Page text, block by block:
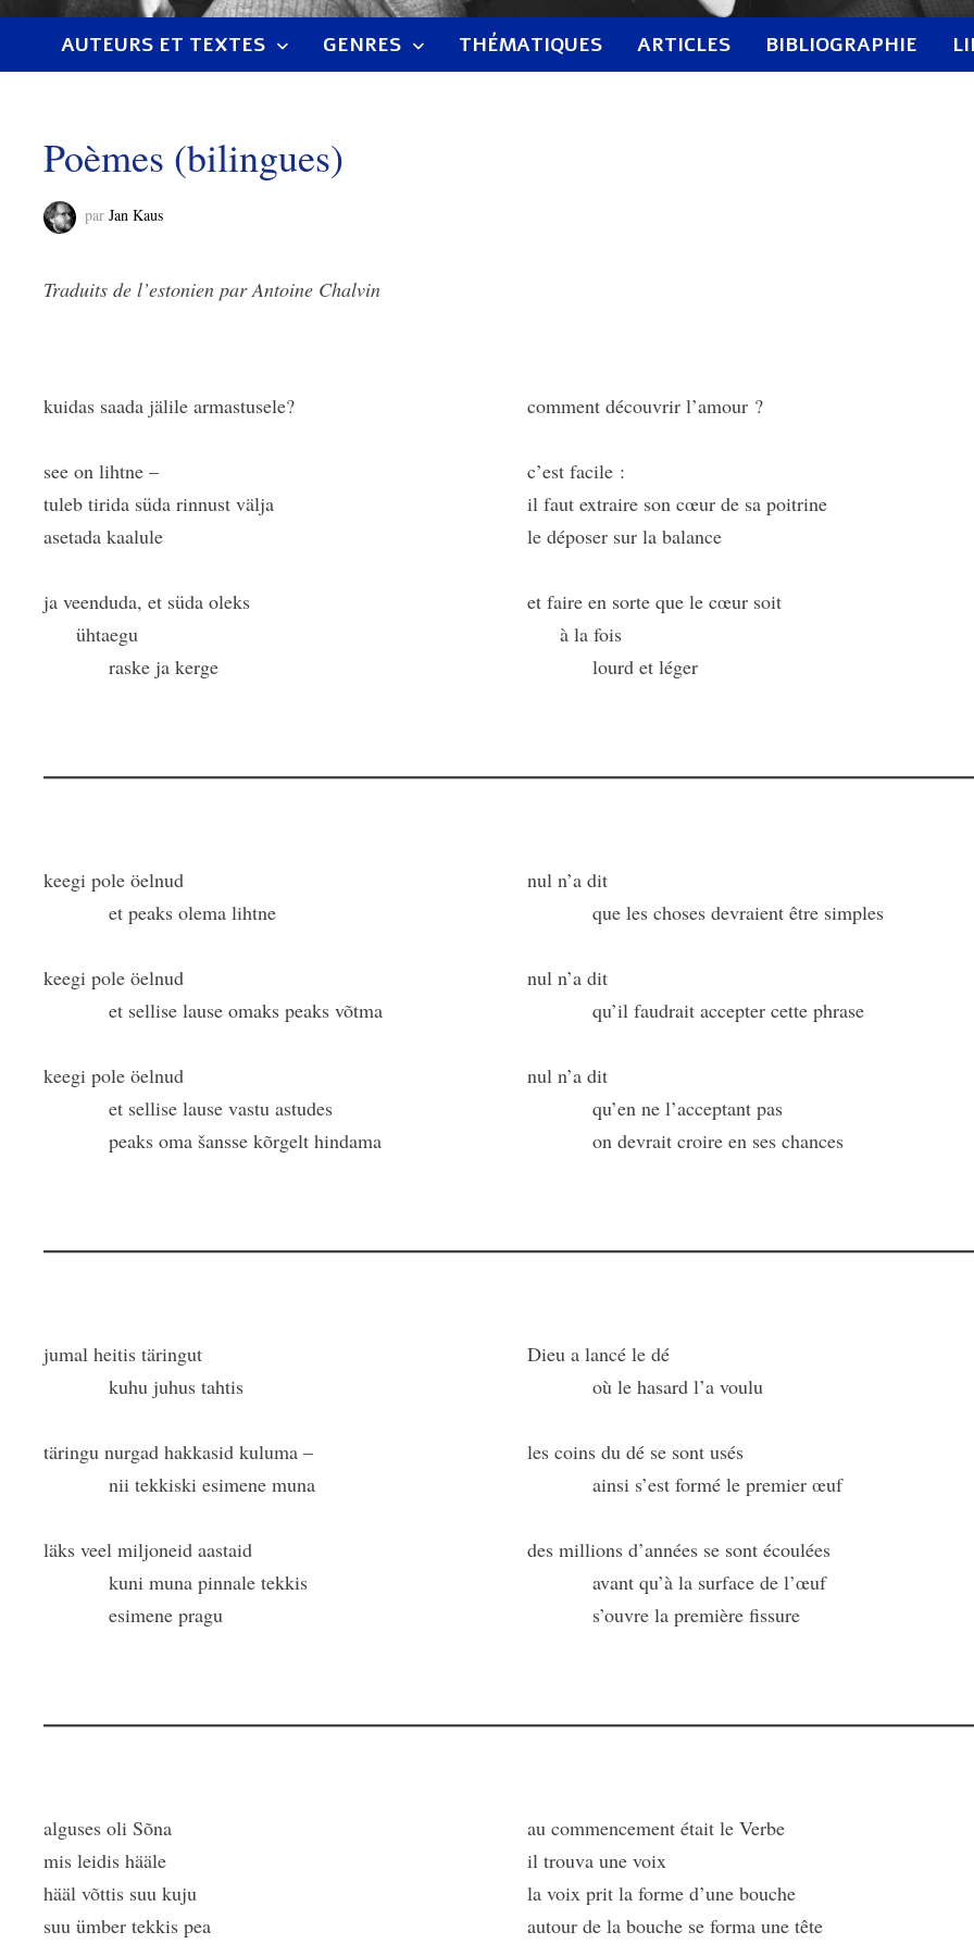
AUTEURS ET TEXTES GENRES THÉMATIQUES ARTICLES BIBLIOGRAPHIE
Poèmes (bilingues)
parJan Kaus
Traduits de l’estonien par Antoine Chalvin
kuidas saada jälile armastusele?
see on lihtne –
tuleb tirida süda rinnust välja
asetada kaalule
ja veenduda, et süda oleks
ühtaegu
raske ja kerge
comment découvrir l’amour ?
c’est facile :
il faut extraire son cœur de sa poitrine
le déposer sur la balance
et faire en sorte que le cœur soit
à la fois
lourd et léger
keegi pole öelnud
et peaks olema lihtne
keegi pole öelnud
et sellise lause omaks peaks võtma
keegi pole öelnud
et sellise lause vastu astudes
peaks oma šansse kõrgelt hindama
nul n’a dit
que les choses devraient être simples
nul n’a dit
qu’il faudrait accepter cette phrase
nul n’a dit
qu’en ne l’acceptant pas
on devrait croire en ses chances
jumal heitis täringut
kuhu juhus tahtis
täringu nurgad hakkasid kuluma –
nii tekkiski esimene muna
läks veel miljoneid aastaid
kuni muna pinnale tekkis
esimene pragu
Dieu a lancé le dé
où le hasard l’a voulu
les coins du dé se sont usés
ainsi s’est formé le premier œuf
des millions d’années se sont écoulées
avant qu’à la surface de l’œuf
s’ouvre la première fissure
alguses oli Sõna
mis leidis hääle
hääl võttis suu kuju
suu ümber tekkis pea
au commencement était le Verbe
il trouva une voix
la voix prit la forme d’une bouche
autour de la bouche se forma une tête